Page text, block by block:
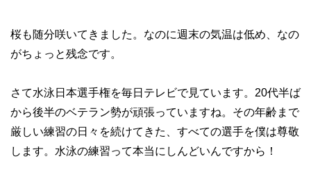
桜も随分咲いてきました。なのに週末の気温は低め、なの
がちょっと残念です。
さて水泳日本選手権を毎日テレビで見ています。20代半ば
から後半のベテラン勢が頑張っていますね。その年齢まで
厳しい練習の日々を続けてきた、すべての選手を僕は尊敬
します。水泳の練習って本当にしんどいんですから！